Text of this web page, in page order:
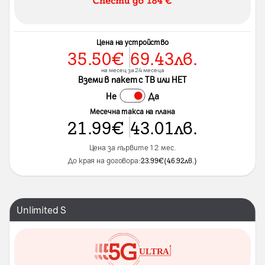
Цена на устройство
35.50€ 69.43лв.
на месец за 24 месеца
Вземи в пакет с ТВ или НЕТ
Не Да
Месечна такса на плана
21.99€ 43.01лв.
Цена за първите 12 мес.
До края на договора:23.99€(46.92лв.)
Unlimited S